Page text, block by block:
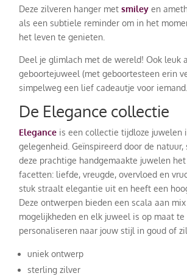
Deze zilveren hanger met smiley en
als een subtiele reminder om in het
het leven te genieten.
Deel je glimlach met de wereld! Ook leuk
geboortejuweel (met geboortesteen erin
simpelweg een lief cadeautje voor iemand.
De Elegance collectie
Elegance is een collectie tijdloze juwelen
gelegenheid. Geïnspireerd door de natuur,
deze prachtige handgemaakte juwelen
facetten: liefde, vreugde, overvloed en
stuk straalt elegantie uit en heeft een
Deze ontwerpen bieden een scala aan
mogelijkheden en elk juweel is op maat
personaliseren naar jouw stijl in goud of
uniek ontwerp
sterling zilver